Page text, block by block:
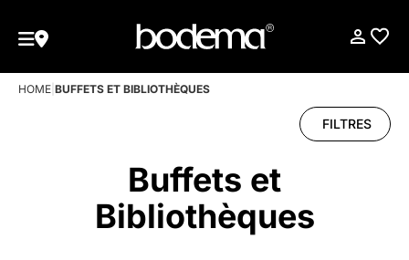
HOME BUFFETS ET BIBLIOTHÈQUES
FILTRES
Buffets et
Bibliothèques